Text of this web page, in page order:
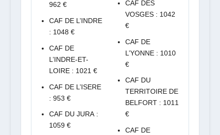
962 €
CAF DE L’INDRE
: 1048 €
CAF DE
L’INDRE-ET-
LOIRE : 1021 €
CAF DE L’ISERE
: 953 €
CAF DU JURA :
1059 €
CAF DES
VOSGES : 1042
€
CAF DE
L’YONNE : 1010
€
CAF DU
TERRITOIRE DE
BELFORT : 1011
€
CAF DE